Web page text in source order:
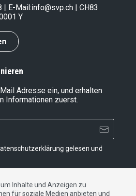
| E-Mail:info@svp.ch | CH83
Y
Adresse ein, und erhalten
Informationen zuerst.
gelesen und
Inhalte und Anzeigen zu
für soziale Medien anbieten und